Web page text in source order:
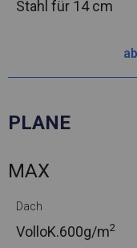
Stahl für 14 cm
PLANE
MAX
Dach
VolloK.600g/m2